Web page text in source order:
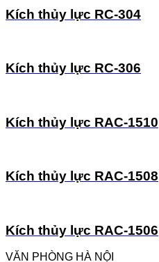
Kích thủy lực RC-304
Kích thủy lực RC-306
Kích thủy lực RAC-1510
Kích thủy lực RAC-1508
Kích thủy lực RAC-1506
VĂN PHÒNG HÀ NỘI